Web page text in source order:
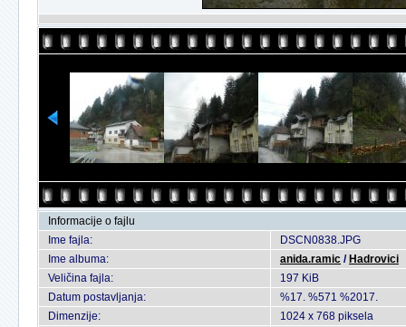
Informacije o fajlu
Ime fajla:
DSCN0838.JPG
Ime albuma:
anida.ramic / Hadrovici
Veličina fajla:
197 KiB
Datum postavljanja:
%17. %571 %2017.
Dimenzije:
1024 x 768 piksela